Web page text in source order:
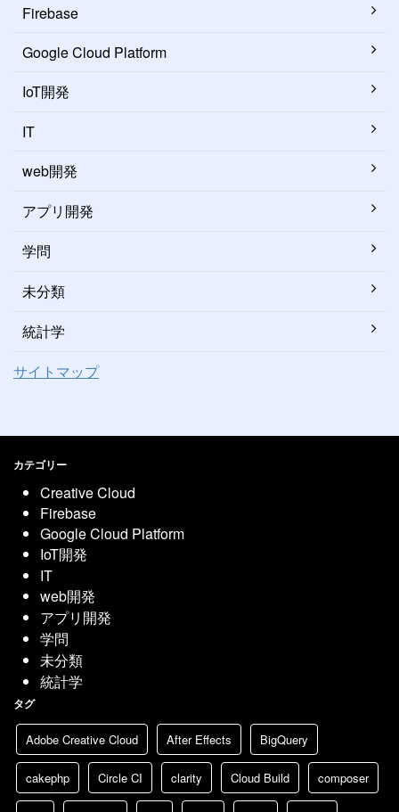
Firebase
Google Cloud Platform
IoT開発
IT
web開発
アプリ開発
学問
未分類
統計学
サイトマップ
カテゴリー
Creative Cloud
Firebase
Google Cloud Platform
IoT開発
IT
web開発
アプリ開発
学問
未分類
統計学
タグ
Adobe Creative Cloud After Effects BigQuery
cakephp Circle CI clarity Cloud Build composer